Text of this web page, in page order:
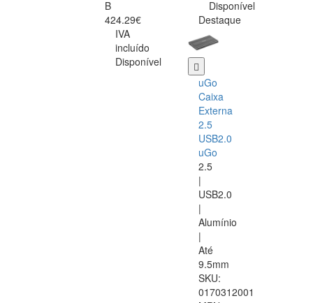
B
424.29€
IVA
incluído
Disponível
Disponível
Destaque
uGo
Caixa
Externa
2.5
USB2.0
uGo
2.5
|
USB2.0
|
Alumínio
|
Até
9.5mm
SKU:
0170312001